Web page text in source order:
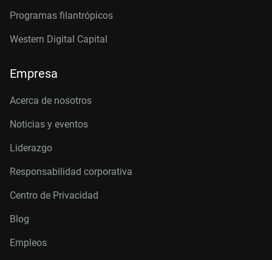
Programas filantrópicos
Western Digital Capital
Empresa
Acerca de nosotros
Noticias y eventos
Liderazgo
Responsabilidad corporativa
Centro de Privacidad
Blog
Empleos